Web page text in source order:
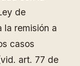
de
la remisión a
casos
art. 77 de